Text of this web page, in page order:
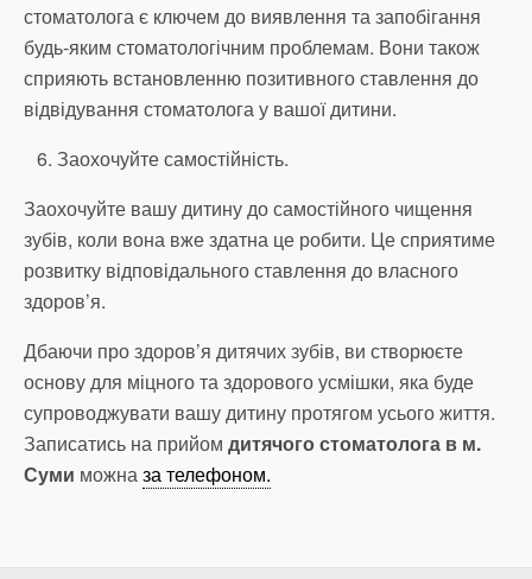
стоматолога є ключем до виявлення та запобігання
будь-яким стоматологічним проблемам. Вони також
сприяють встановленню позитивного ставлення до
відвідування стоматолога у вашої дитини.
Заохочуйте самостійність.
Заохочуйте вашу дитину до самостійного чищення
зубів, коли вона вже здатна це робити. Це сприятиме
розвитку відповідального ставлення до власного
здоров’я.
Дбаючи про здоров’я дитячих зубів, ви створюєте
основу для міцного та здорового усмішки, яка буде
супроводжувати вашу дитину протягом усього життя.
Записатись на прийом дитячого стоматолога в м.
Суми можназа телефоном.